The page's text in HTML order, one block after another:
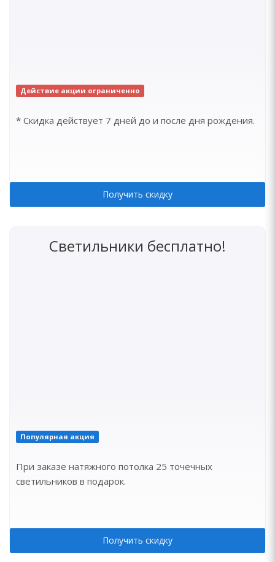
Действие акции ограниченно
* Скидка действует 7 дней до и после дня рождения.
Получить скидку
Светильники бесплатно!
Популярная акция
При заказе натяжного потолка 25 точечных
светильников в подарок.
Получить скидку